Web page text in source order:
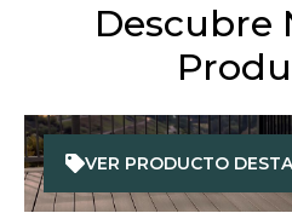
Descubre
VER PRODUCTO